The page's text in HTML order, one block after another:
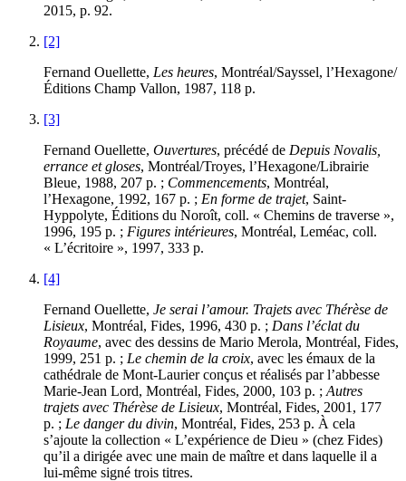
2015, p. 92.
[2]
Fernand Ouellette, Les heures, Montréal/Sayssel, l’Hexagone/
Éditions Champ Vallon, 1987, 118 p.
[3]
Fernand Ouellette, Ouvertures, précédé de Depuis Novalis,
errance et gloses, Montréal/Troyes, l’Hexagone/Librairie
Bleue, 1988, 207 p. ; Commencements, Montréal,
l’Hexagone, 1992, 167 p. ; En forme de trajet, Saint-
Hyppolyte, Éditions du Noroît, coll. « Chemins de traverse »,
1996, 195 p. ; Figures intérieures, Montréal, Leméac, coll.
« L’écritoire », 1997, 333 p.
[4]
Fernand Ouellette, Je serai l’amour. Trajets avec Thérèse de
Lisieux, Montréal, Fides, 1996, 430 p. ; Dans l’éclat du
Royaume, avec des dessins de Mario Merola, Montréal, Fides,
1999, 251 p. ; Le chemin de la croix, avec les émaux de la
cathédrale de Mont-Laurier conçus et réalisés par l’abbesse
Marie-Jean Lord, Montréal, Fides, 2000, 103 p. ; Autres
trajets avec Thérèse de Lisieux, Montréal, Fides, 2001, 177
p. ; Le danger du divin, Montréal, Fides, 253 p. À cela
s’ajoute la collection « L’expérience de Dieu » (chez Fides)
qu’il a dirigée avec une main de maître et dans laquelle il a
lui-même signé trois titres.